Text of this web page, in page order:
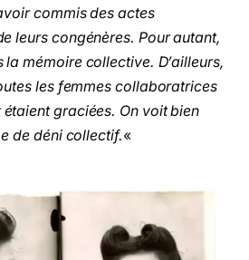
commis des actes
leurs congénères. Pour autant,
la mémoire collective. D’ailleurs,
les femmes collaboratrices
graciées. On voit bien
de déni collectif.«